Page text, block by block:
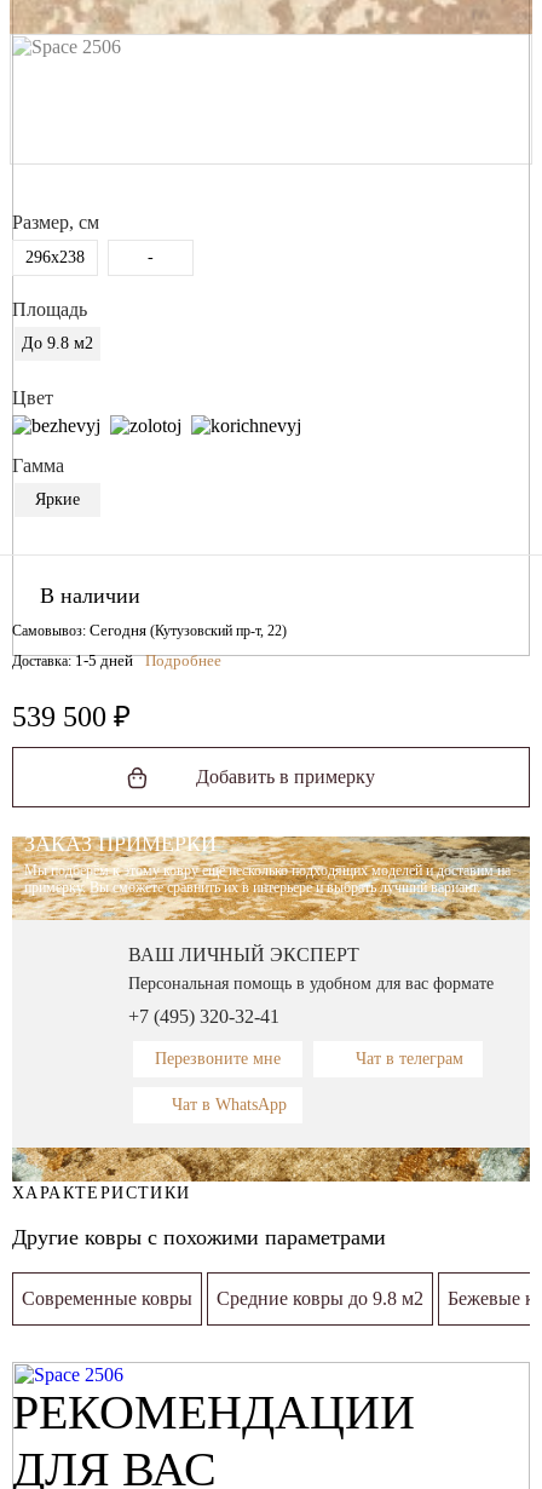
Размер, см
296x238 -
Площадь
До 9.8 м2
Цвет
Гамма
Яркие
539 500 ₽
В наличии
Самовывоз: Сегодня (Кутузовский пр-т, 22)
Доставка:1-5 дней Подробнее
Добавить в примерку
ЗАКАЗ ПРИМЕРКИ
Мы подберём к этому ковру ещё несколько подходящих моделей и доставим на
примерку. Вы сможете сравнить их в интерьере и выбрать лучший вариант.
ВАШ ЛИЧНЫЙ ЭКСПЕРТ
Персональная помощь в удобном для вас формате
+7 (495) 320-32-41
Перезвоните мне Чат в телеграм
Чат в WhatsApp
ХАРАКТЕРИСТИКИ
Другие ковры с похожими параметрами
Современные ковры Средние ковры до 9.8 м2 Бежевые
РЕКОМЕНДАЦИИ
ДЛЯ ВАС